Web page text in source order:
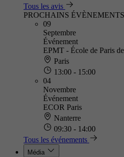
Tous les avis
PROCHAINS ÉVÈNEMENTS
09
Septembre
Événement
EPMT - École de Paris
Paris
13:00 - 15:00
04
Novembre
Événement
ECOR Paris
Nanterre
09:30 - 14:00
Tous les événements
Média